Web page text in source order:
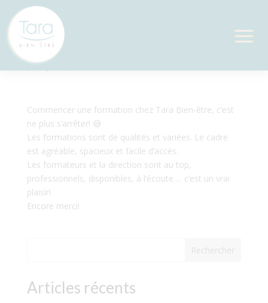
Un vrai plaisir !
parSylvie
Commencer une formation chez Tara Bien-être, c’est
ne plus s’arrêter! 😅
Les formations sont de qualités et variées. Le cadre
est agréable, spacieux et facile d’accès.
Les formateurs et la direction sont au top,
professionnels, disponibles, à l’écoute…. c’est un vrai
plaisir!
Encore merci!
Rechercher
Articles récents